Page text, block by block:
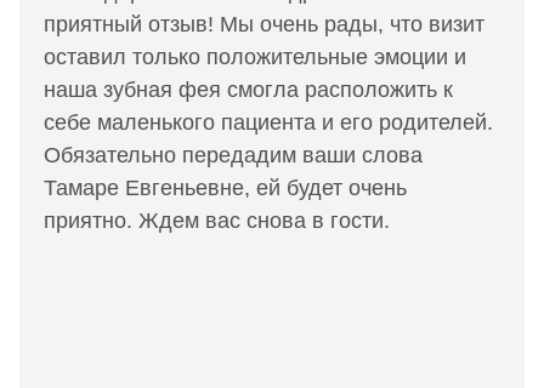
приятный отзыв! Мы очень рады, что визит
оставил только положительные эмоции и
наша зубная фея смогла расположить к
себе маленького пациента и его родителей.
Обязательно передадим ваши слова
Тамаре Евгеньевне, ей будет очень
приятно. Ждем вас снова в гости.